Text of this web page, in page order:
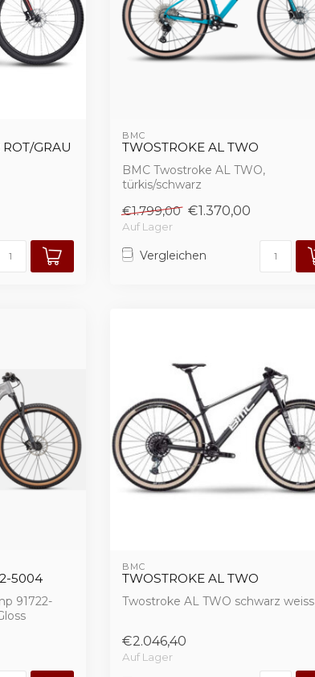
GRAU
BMC
TWOSTROKE AL TWO
BMC Twostroke AL TWO,
türkis/schwarz
€1.799,00 €1.370,00
Auf Lager
Vergleichen
5004
91722-
BMC
TWOSTROKE AL TWO
Twostroke AL TWO schwarz weiss
€2.046,40
Auf Lager